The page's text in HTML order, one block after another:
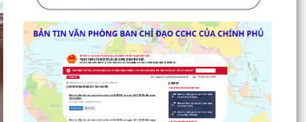
Đảng ủy phường Thành Đông đẩy mạnh tuyên
truyền, quán triệt Kết luận số 166-KL/TW của Bộ
Chính trị...
Thư tri ân nhân Kỷ niệm 79 năm Ngày Thương
binh - Liệt sĩ (27/7/1947 - 27/7/2026)